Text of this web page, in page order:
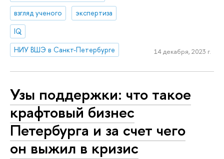
взгляд ученого
экспертиза
IQ
НИУ ВШЭ в Санкт-Петербурге
14 декабря, 2023 г.
Узы поддержки: что такое
крафтовый бизнес
Петербурга и за счет чего
он выжил в кризис